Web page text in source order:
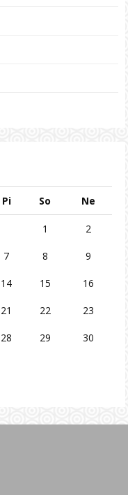
Pi So Ne
1 2
7 8 9
14 15 16
21 22 23
28 29 30